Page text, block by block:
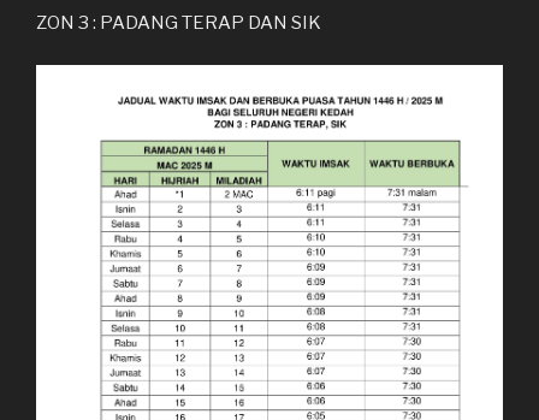
ZON 3 : PADANG TERAP DAN SIK